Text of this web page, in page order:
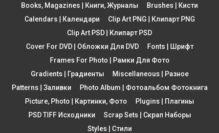
Books, Magazines | Книги, Журналы
Brushes | Кисти
Calendars | Календари
Clip Art PNG | Клипарт PNG
Clip Art PSD | Клипарт PSD
Cover For DVD | Обложки Для DVD
Fonts | Шрифт
Frames For Photo | Рамки Для Фото
Gradients | Градиенты
Miscellaneous | Разное
Patterns | Заливки
Photo Album | Фотоальбом Фотокнига
Picture, Photo | Картинки, Фото
Plugins | Плагины
PSD TIFF Исходники
Scrap Sets | Скрап Наборы
Styles | Стили